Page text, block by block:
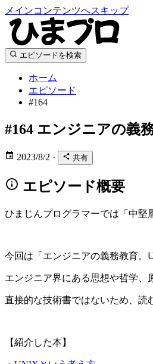
メインコンテンツへスキップ
エピソードを検索
ホーム
エピソード
#164
#164 エンジニアの義
2023/8/2 · 共有
エピソード概要
ひまじんプログラマーでは「中堅
今回は「エンジニアの義務教育。
エンジニア界にある思想や哲学、
直接的な技術書ではないため、読
【紹介した本】